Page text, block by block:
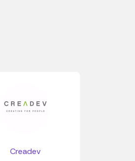
Creadev